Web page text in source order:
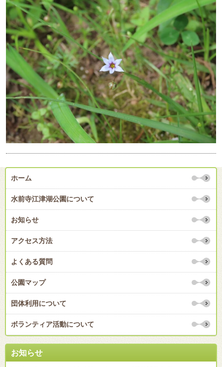
ホーム
水前寺江津湖公園について
お知らせ
アクセス方法
よくある質問
公園マップ
団体利用について
ボランティア活動について
お知らせ